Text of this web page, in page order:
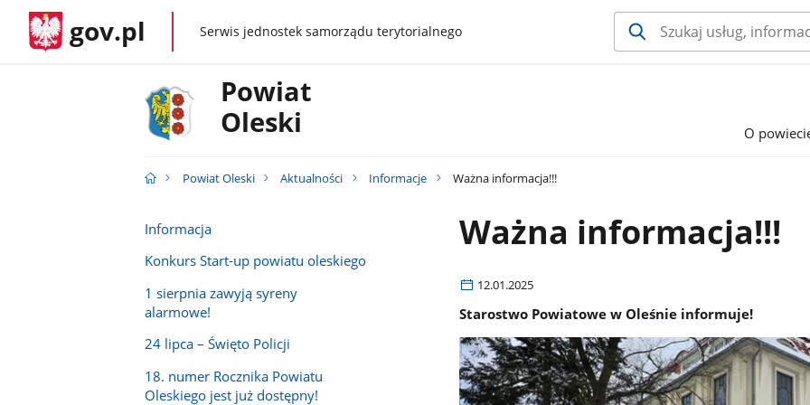
gov.pl gov.plSerwis jednostek samorządu terytorialnego
Powiat
Oleski
O
Powiat Oleski Aktualności Informacje Ważna informacja!!!
Informacja
Konkurs Start-up powiatu oleskiego
1 sierpnia zawyją syreny
alarmowe!
24 lipca – Święto Policji
18. numer Rocznika Powiatu
Oleskiego jest już dostępny!
Ważna informacja!!!
12.01.2025
Starostwo Powiatowe w Oleśnie informuje!